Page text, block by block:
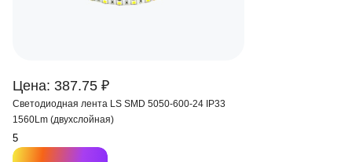
Цена: 387.75 ₽
Светодиодная лента LS SMD 5050-600-24 IP33
1560Lm (двухслойная)